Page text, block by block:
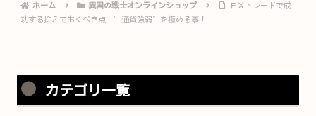
ホーム 異国の戦士オンラインショップ
ＦＸトレードで成
功する抑えておくべき点 ”通貨強弱”を極める事！
カテゴリ一覧